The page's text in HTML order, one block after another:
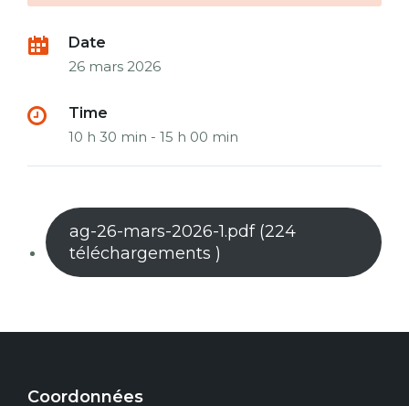
Date
26 mars 2026
Time
10 h 30 min - 15 h 00 min
ag-26-mars-2026-1.pdf (224
téléchargements )
Coordonnées